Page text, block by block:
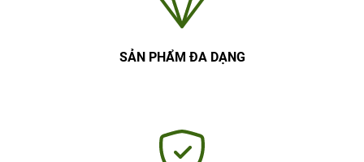
SẢN PHẨM ĐA DẠNG